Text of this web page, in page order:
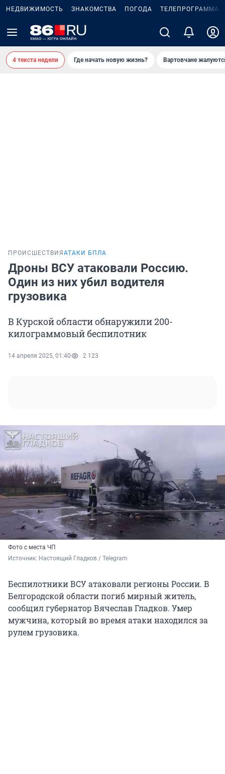
НЕДВИЖИМОСТЬ ЗНАКОМСТВА ПОГОДА ТЕЛЕПРОГРАММА
4 текста недели Где начать новую жизнь? Вартовчане
ПРОИСШЕСТВИЯ АТАКИ БПЛА
Дроны ВСУ атаковали Россию.
Один из них убил водителя
грузовика
В Курской области обнаружили 200-
килограммовый беспилотник
14 апреля 2025, 01:40 2 123
Фото с места ЧП
Источник: Настоящий Гладков / Telegram
Беспилотники ВСУ атаковали регионы России. В
Белгородской области погиб мирный житель,
сообщил губернатор Вячеслав Гладков. Умер
мужчина, который во время атаки находился за
рулем грузовика.